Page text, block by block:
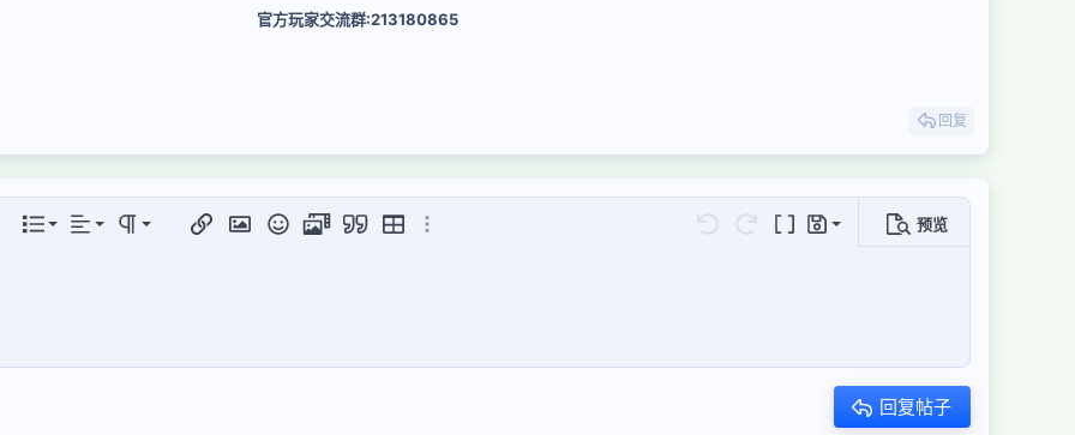
官方玩家交流群:213180865
回复
项...
列表
有序列表
对齐
居左
段落格式
正常
标题 3
插入链接插入图片表情符号
视频 引用 插入表格更多选项... 还原 重做 切换BB代码
草稿
保存草稿
预览
回复帖子